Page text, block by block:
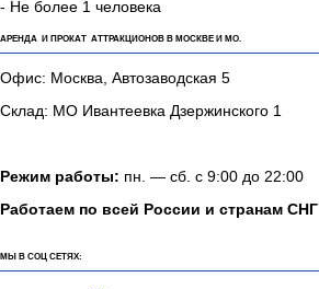
- Не более 1 человека
АРЕНДА И ПРОКАТ АТТРАКЦИОНОВ В МОСКВЕ И МО.
Офис: Москва, Автозаводская 5
Склад: МО Ивантеевка Дзержинского 1
Режим работы: пн. — сб. с 9:00 до 22:00
Работаем по всей России и странам СНГ
МЫ В СОЦ СЕТЯХ: